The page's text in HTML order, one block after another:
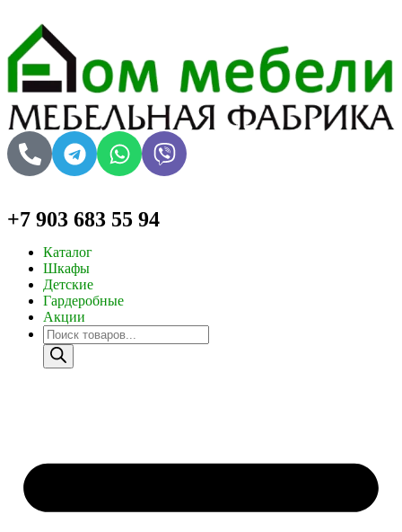
+7 903 683 55 94
Каталог
Шкафы
Детские
Гардеробные
Акции